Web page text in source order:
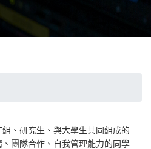
、研究生、與大學生共同組成的
團隊合作、自我管理能力的同學